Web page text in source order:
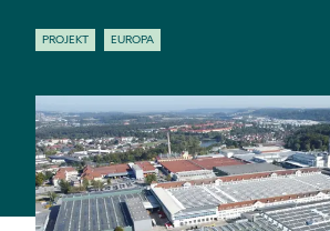
PROJEKT EUROPA